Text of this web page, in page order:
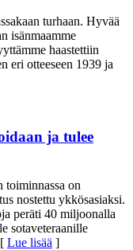
turhaan. Hyvää
isänmaamme
haastettiin
eri otteeseen 1939 ja
ja tulee
toiminnassa on
nostettu ykkösasiaksi.
peräti 40 miljoonalla
sotaveteraanille
Lue lisää ]